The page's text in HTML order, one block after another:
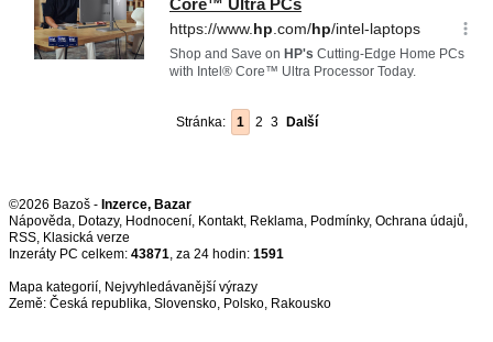
Stránka: 1 2 3 Další
©2026 Bazoš - Inzerce, Bazar
Nápověda, Dotazy, Hodnocení, Kontakt, Reklama, Podmínky, Ochrana údajů,
RSS,
Inzeráty PC celkem: 43871, za 24 hodin: 1591
Mapa kategorií, Nejvyhledávanější výrazy
Země: Česká republika, Slovensko, Polsko, Rakousko